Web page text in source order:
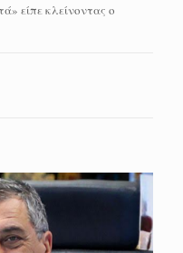
είπε κλείνοντας ο